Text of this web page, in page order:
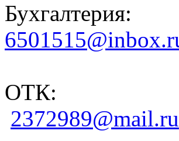
Бухгалтерия:
ОТК:
2372989@mail.ru